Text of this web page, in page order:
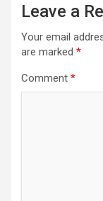
Leave a
Your email
are marked *
Comment *